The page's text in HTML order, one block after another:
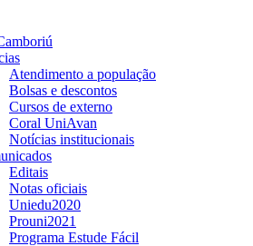
Atendimento a população
Bolsas e descontos
Cursos de externo
Coral UniAvan
Notícias institucionais
Editais
Notas oficiais
Uniedu2020
Prouni2021
Programa Estude Fácil